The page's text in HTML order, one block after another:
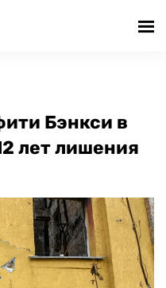
Бэнкси в
лет лишения